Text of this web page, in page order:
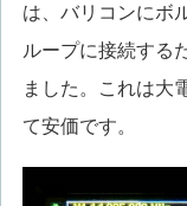
は、バリコンにボ
ループに接続する
ました。これは大
て安価です。